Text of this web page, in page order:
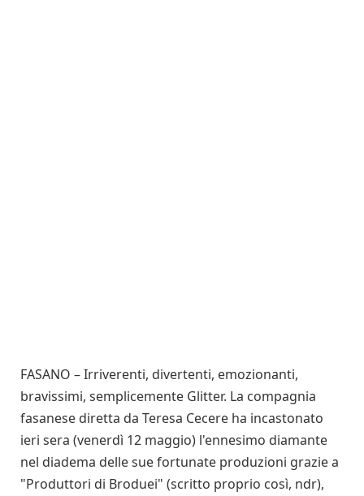
FASANO – Irriverenti, divertenti, emozionanti,
bravissimi, semplicemente Glitter. La compagnia
fasanese diretta da Teresa Cecere ha incastonato
ieri sera (venerdì 12 maggio) l'ennesimo diamante
nel diadema delle sue fortunate produzioni grazie a
"Produttori di Broduei" (scritto proprio così, ndr),